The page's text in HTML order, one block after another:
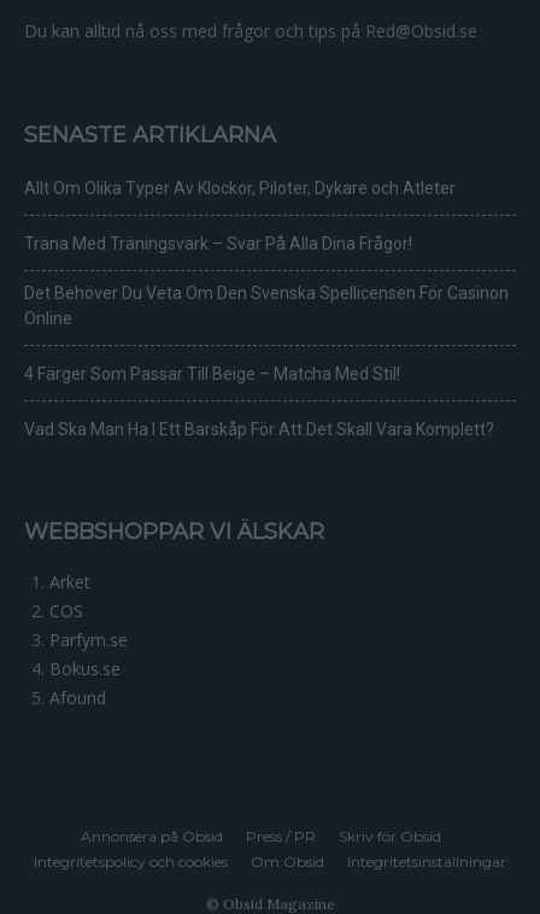
Du kan alltid nå oss med frågor och tips på Red@Obsid.se
SENASTE ARTIKLARNA
Allt Om Olika Typer Av Klockor, Piloter, Dykare och Atleter
Träna Med Träningsvärk – Svar På Alla Dina Frågor!
Det Behöver Du Veta Om Den Svenska Spellicensen För Casinon
Online
4 Färger Som Passar Till Beige – Matcha Med Stil!
Vad Ska Man Ha I Ett Barskåp För Att Det Skall Vara Komplett?
WEBBSHOPPAR VI ÄLSKAR
Arket
COS
Parfym.se
Bokus.se
Afound
Annonsera på Obsid Press / PR
Skriv för Obsid
Integritetspolicy och cookies
Om Obsid Integritetsinställningar
© Obsid Magazine